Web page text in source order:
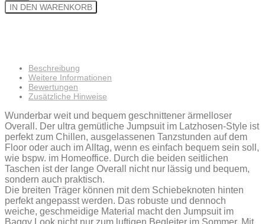
IN DEN WARENKORB
Beschreibung
Weitere Informationen
Bewertungen
Zusätzliche Hinweise
Wunderbar weit und bequem geschnittener ärmelloser
Overall. Der ultra gemütliche Jumpsuit im Latzhosen-Style ist
perfekt zum Chillen, ausgelassenen Tanzstunden auf dem
Floor oder auch im Alltag, wenn es einfach bequem sein soll,
wie bspw. im Homeoffice. Durch die beiden seitlichen
Taschen ist der lange Overall nicht nur lässig und bequem,
sondern auch praktisch.
Die breiten Träger können mit dem Schiebeknoten hinten
perfekt angepasst werden. Das robuste und dennoch
weiche, geschmeidige Material macht den Jumpsuit im
Baggy Look nicht nur zum luftigen Begleiter im Sommer. Mit